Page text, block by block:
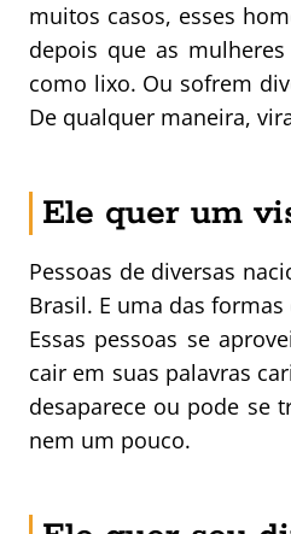
muitos casos, esses
depois que as
como lixo. Ou sofrem
De qualquer maneira,
Ele quer um
Pessoas de diversas
Brasil. E uma das
Essas pessoas se
cair em suas palavras
desaparece ou pode se
nem um pouco.